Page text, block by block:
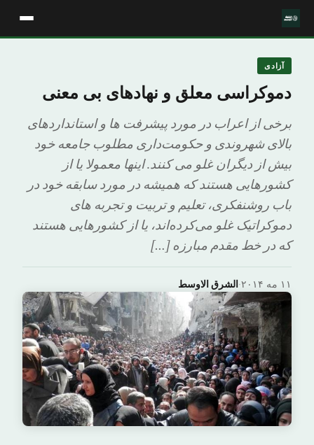
آزادی
دموکراسی معلق و نهادهای بی معنی
برخی از اعراب در مورد پیشرفت ها و استانداردهای
بالای شهروندی و حکومت‌داری مطلوب جامعه خود
بیش از دیگران غلو می کنند. اینها معمولا یا از
کشورهایی هستند که همیشه در مورد سابقه خود در
باب روشنفکری، تعلیم و تربیت و تجربه های
دموکراتیک غلو می‌کرده‌اند، یا از کشورهایی هستند
که در خط مقدم مبارزه […]
الشرق الاوسط· ۱۱ مه ۲۰۱۴